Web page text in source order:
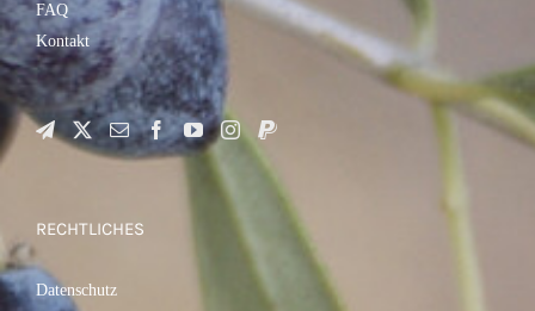
FAQ
Kontakt
RECHTLICHES
Datenschutz